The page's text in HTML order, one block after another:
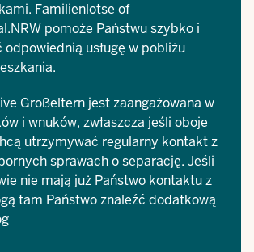
Familienlotse of
pomoże Państwu szybko i
odpowiednią usługę w pobliżu
Großeltern jest zaangażowana w
i wnuków, zwłaszcza jeśli oboje
utrzymywać regularny kontakt z
sprawach o separację. Jeśli
nie mają już Państwo kontaktu z
tam Państwo znaleźć dodatkową